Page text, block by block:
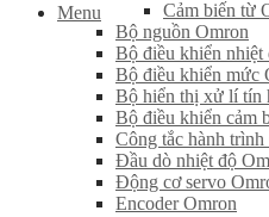
Menu
Cảm biến từ
Bộ nguồn Omron
Bộ điều khiển nhiệt
Bộ điều khiển mức
Bộ hiển thị xử lí tín
Bộ điều khiển cảm
Công tắc hành trình
Đầu dò nhiệt độ
Động cơ servo
Encoder Omron